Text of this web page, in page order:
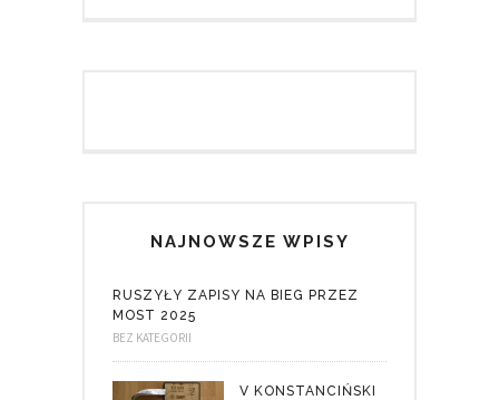
NAJNOWSZE WPISY
RUSZYŁY ZAPISY NA BIEG PRZEZ
MOST 2025
BEZ KATEGORII
V KONSTANCIŃSKI